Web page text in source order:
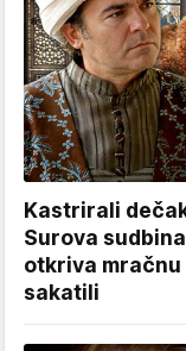
Kastrirali
Surova
otkriva mračnu
sakatili